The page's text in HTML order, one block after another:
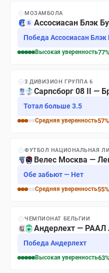
МОЗАМБОЛА
Б Ассосиасан Блэк
Победа Ассосиасан Блэк
Высокая уверенность77%
3 ДИВИЗИОН ГРУППА 6
Сарпсборг 08 II —
Тотал больше 3.5
Средняя уверенность57%
ФУТБОЛ НАЦИОНАЛЬНАЯ
Велес Москва —
Обе забьют — Нет
Средняя уверенность55%
ЧЕМПИОНАТ БЕЛЬГИИ
Андерлехт — РААЛ
Победа Андерлехт
Высокая уверенность63%